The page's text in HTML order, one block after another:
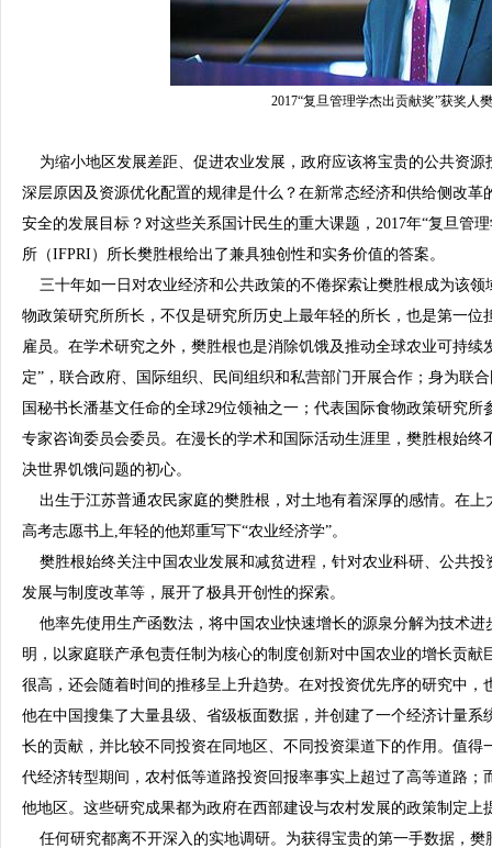
2017“复旦管理学杰出贡献奖”获奖人
为缩小地区发展差距、促进农业发展，政府应该将宝贵的公共资源
深层原因及资源优化配置的规律是什么？在新常态经济和供给侧改
安全的发展目标？对这些关系国计民生的重大课题，2017年“复旦管
所（IFPRI）所长樊胜根给出了兼具独创性和实务价值的答案。
三十年如一日对农业经济和公共政策的不倦探索让樊胜根成为该领
物政策研究所所长，不仅是研究所历史上最年轻的所长，也是第一
雇员。在学术研究之外，樊胜根也是消除饥饿及推动全球农业可持
定”，联合政府、国际组织、民间组织和私营部门开展合作；身为联
国秘书长潘基文任命的全球29位领袖之一；代表国际食物政策研究
专家咨询委员会委员。在漫长的学术和国际活动生涯里，樊胜根始
决世界饥饿问题的初心。
出生于江苏普通农民家庭的樊胜根，对土地有着深厚的感情。在上
高考志愿书上,年轻的他郑重写下“农业经济学”。
樊胜根始终关注中国农业发展和减贫进程，针对农业科研、公共投
发展与制度改革等，展开了极具开创性的探索。
他率先使用生产函数法，将中国农业快速增长的源泉分解为技术进
明，以家庭联产承包责任制为核心的制度创新对中国农业的增长贡
很高，还会随着时间的推移呈上升趋势。在对投资优先序的研究中
他在中国搜集了大量县级、省级板面数据，并创建了一个经济计量
长的贡献，并比较不同投资在同地区、不同投资渠道下的作用。值
代经济转型期间，农村低等道路投资回报率事实上超过了高等道路
他地区。这些研究成果都为政府在西部建设与农村发展的政策制定上
任何研究都离不开深入的实地调研。为获得宝贵的第一手数据，樊